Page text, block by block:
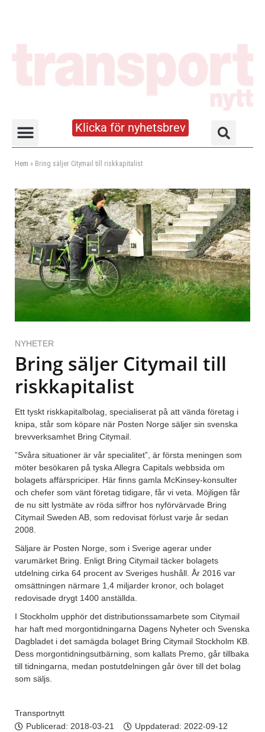
Klicka för nyhetsbrev
Hem » Bring säljer Citymail till riskkapitalist
NYHETER
Bring säljer Citymail till
riskkapitalist
Ett tyskt riskkapitalbolag, specialiserat på att vända företag i
knipa, står som köpare när Posten Norge säljer sin svenska
brevverksamhet Bring Citymail.
”Svåra situationer är vår specialitet”, är första meningen som
möter besökaren på tyska Allegra Capitals webbsida om
bolagets affärspriciper. Här finns gamla McKinsey-konsulter
och chefer som vänt företag tidigare, får vi veta. Möjligen får
de nu sitt lystmäte av röda siffror hos nyförvärvade Bring
Citymail Sweden AB, som redovisat förlust varje år sedan
2008.
Säljare är Posten Norge, som i Sverige agerar under
varumärket Bring. Enligt Bring Citymail täcker bolagets
utdelning cirka 64 procent av Sveriges hushåll. År 2016 var
omsättningen närmare 1,4 miljarder kronor, och bolaget
redovisade drygt 1400 anställda.
I Stockholm upphör det distributionssamarbete som Citymail
har haft med morgontidningarna Dagens Nyheter och Svenska
Dagbladet i det samägda bolaget Bring Citymail Stockholm KB.
Dess morgontidningsutbärning, som kallats Premo, går tillbaka
till tidningarna, medan postutdelningen går över till det bolag
som säljs.
Transportnytt
Publicerad: 2018-03-21 Uppdaterad: 2022-09-12